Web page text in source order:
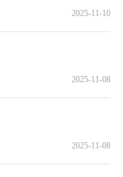
2025-11-10
2025-11-08
2025-11-08